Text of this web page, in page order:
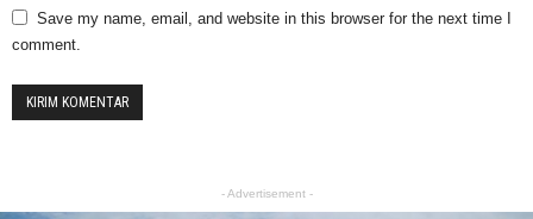
Save my name, email, and website in this browser for the next time I
comment.
- Advertisement -